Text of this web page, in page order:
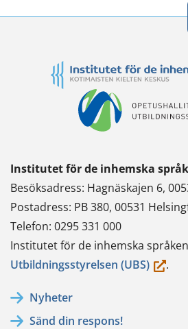
Institutet för de inhemska
Besöksadress: Hagnäskajen 6,
Postadress: PB 380, 00531
Telefon: 0295 331 000
Institutet för de inhemska
Utbildningsstyrelsen (UBS)(du.
Nyheter
Sänd din respons!